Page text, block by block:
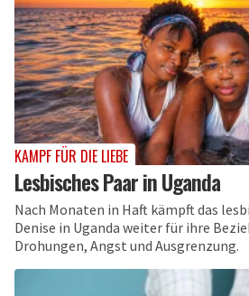
KAMPF FÜR DIE LIEBE
Lesbisches Paar in Uganda
Nach Monaten in Haft kämpft das
Denise in Uganda weiter für ihre
Drohungen, Angst und Ausgrenzung.